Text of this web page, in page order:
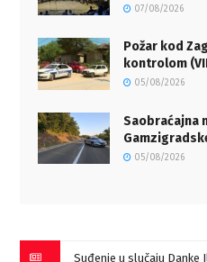
07/08/2026
Požar kod
kontrolom
05/08/2026
Saobraćajna
05/08/2026